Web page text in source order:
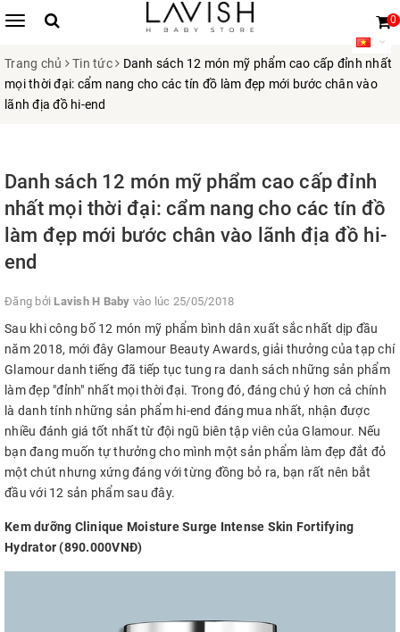
0
Trang chủ Tin tức
Danh sách 12 món mỹ phẩm cao cấp đỉnh nhất
mọi thời đại: cẩm nang cho các tín đồ làm đẹp mới bước chân vào
lãnh địa đồ hi-end
Danh sách 12 món mỹ phẩm cao cấp đỉnh
nhất mọi thời đại: cẩm nang cho các tín đồ
làm đẹp mới bước chân vào lãnh địa đồ hi-
end
Đăng bởi Lavish H Baby vào lúc 25/05/2018
Sau khi công bố 12 món mỹ phẩm bình dân xuất sắc nhất dịp đầu
năm 2018, mới đây Glamour Beauty Awards, giải thưởng của tạp chí
Glamour danh tiếng đã tiếp tục tung ra danh sách những sản phẩm
làm đẹp "đỉnh" nhất mọi thời đại. Trong đó, đáng chú ý hơn cả chính
là danh tính những sản phẩm hi-end đáng mua nhất, nhận được
nhiều đánh giá tốt nhất từ đội ngũ biên tập viên của Glamour. Nếu
bạn đang muốn tự thưởng cho mình một sản phẩm làm đẹp đắt đỏ
một chút nhưng xứng đáng với từng đồng bỏ ra, bạn rất nên bắt
đầu với 12 sản phẩm sau đây.
Kem dưỡng Clinique Moisture Surge Intense Skin Fortifying
Hydrator (890.000VNĐ)